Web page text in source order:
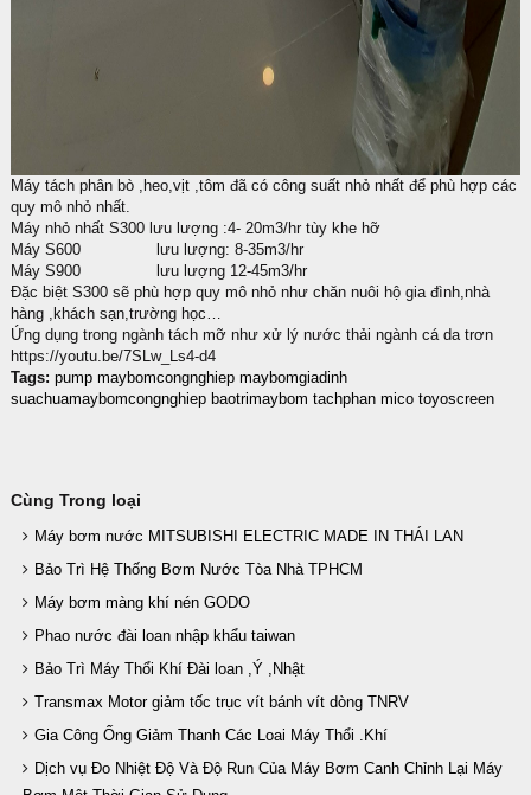
Máy tách phân bò ,heo,vịt ,tôm đã có công suất nhỏ nhất để phù hợp các
quy mô nhỏ nhất.
Máy nhỏ nhất S300 lưu lượng :4- 20m3/hr tùy khe hỡ
Máy S600 lưu lượng: 8-35m3/hr
Máy S900 lưu lượng 12-45m3/hr
Đặc biệt S300 sẽ phù hợp quy mô nhỏ như chăn nuôi hộ gia đình,nhà
hàng ,khách sạn,trường học…
Ứng dụng trong ngành tách mỡ như xử lý nước thải ngành cá da trơn
https://youtu.be/7SLw_Ls4-d4
Tags: pump maybomcongnghiep maybomgiadinh
suachuamaybomcongnghiep baotrimaybom tachphan mico toyoscreen
Cùng Trong loại
Máy bơm nước MITSUBISHI ELECTRIC MADE IN THÁI LAN
Bảo Trì Hệ Thống Bơm Nước Tòa Nhà TPHCM
Máy bơm màng khí nén GODO
Phao nước đài loan nhập khẩu taiwan
Bảo Trì Máy Thổi Khí Đài loan ,Ý ,Nhật
Transmax Motor giảm tốc trục vít bánh vít dòng TNRV
Gia Công Ống Giảm Thanh Các Loai Máy Thổi .Khí
Dịch vụ Đo Nhiệt Độ Và Độ Run Của Máy Bơm Canh Chỉnh Lại Máy